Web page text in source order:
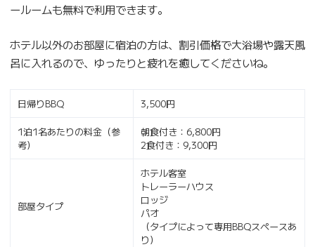
ールームも無料で利用できます。
ホテル以外のお部屋に宿泊の方は、割引価格で大浴場や露天風
呂に入れるので、ゆったりと疲れを癒してくださいね。
日帰りBBQ 3,500円
1泊1名あたりの料金（参
考）
朝食付き：6,800円
2食付き：9,300円
部屋タイプ
ホテル客室
トレーラーハウス
ロッジ
パオ
（タイプによって専用BBQスペースあ
り）